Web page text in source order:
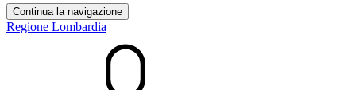
Continua la navigazione
Regione Lombardia